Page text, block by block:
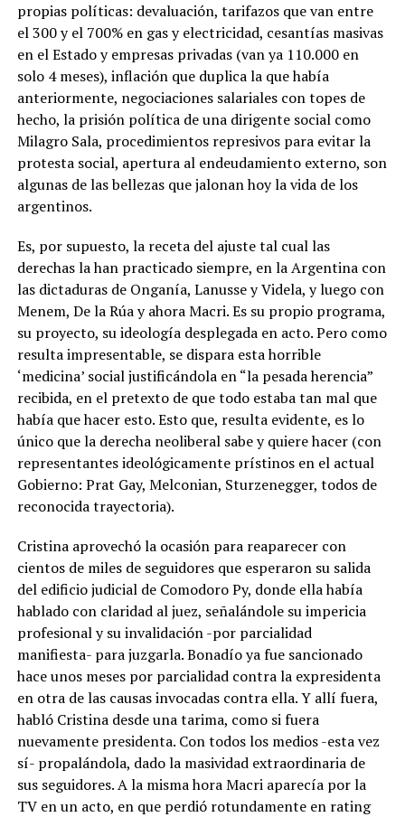
propias políticas: devaluación, tarifazos que van entre
el 300 y el 700% en gas y electricidad, cesantías masivas
en el Estado y empresas privadas (van ya 110.000 en
solo 4 meses), inflación que duplica la que había
anteriormente, negociaciones salariales con topes de
hecho, la prisión política de una dirigente social como
Milagro Sala, procedimientos represivos para evitar la
protesta social, apertura al endeudamiento externo, son
algunas de las bellezas que jalonan hoy la vida de los
argentinos.
Es, por supuesto, la receta del ajuste tal cual las
derechas la han practicado siempre, en la Argentina con
las dictaduras de Onganía, Lanusse y Videla, y luego con
Menem, De la Rúa y ahora Macri. Es su propio programa,
su proyecto, su ideología desplegada en acto. Pero como
resulta impresentable, se dispara esta horrible
‘medicina’ social justificándola en “la pesada herencia”
recibida, en el pretexto de que todo estaba tan mal que
había que hacer esto. Esto que, resulta evidente, es lo
único que la derecha neoliberal sabe y quiere hacer (con
representantes ideológicamente prístinos en el actual
Gobierno: Prat Gay, Melconian, Sturzenegger, todos de
reconocida trayectoria).
Cristina aprovechó la ocasión para reaparecer con
cientos de miles de seguidores que esperaron su salida
del edificio judicial de Comodoro Py, donde ella había
hablado con claridad al juez, señalándole su impericia
profesional y su invalidación -por parcialidad
manifiesta- para juzgarla. Bonadío ya fue sancionado
hace unos meses por parcialidad contra la expresidenta
en otra de las causas invocadas contra ella. Y allí fuera,
habló Cristina desde una tarima, como si fuera
nuevamente presidenta. Con todos los medios -esta vez
sí- propalándola, dado la masividad extraordinaria de
sus seguidores. A la misma hora Macri aparecía por la
TV en un acto, en que perdió rotundamente en rating